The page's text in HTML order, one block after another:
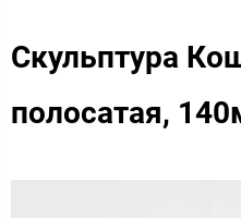
Скульптура
полосатая,